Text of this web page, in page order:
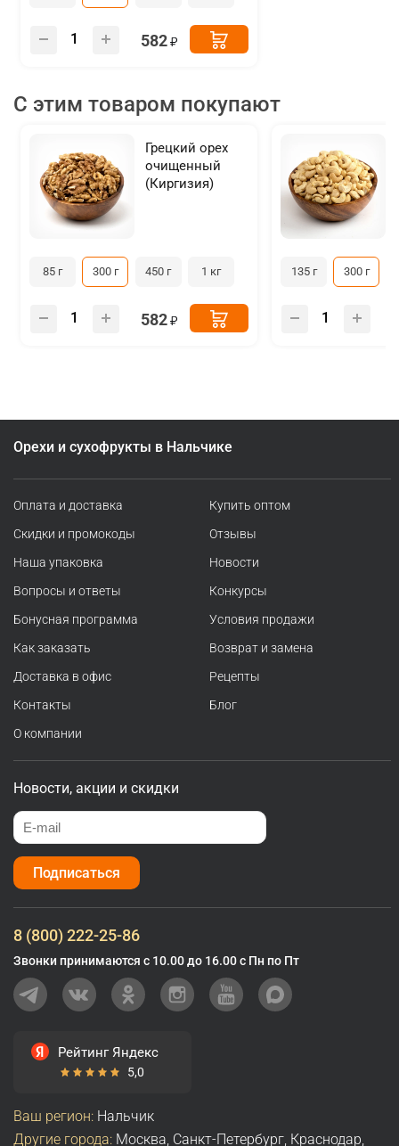
582
С этим товаром покупают
Грецкий орех
очищенный
(Киргизия)
85 г 300 г 450 г 1 кг
582
135 г 300 г
Орехи и сухофрукты в Нальчике
Оплата и доставка
Скидки и промокоды
Наша упаковка
Вопросы и ответы
Бонусная программа
Как заказать
Доставка в офис
Контакты
О компании
Купить оптом
Отзывы
Новости
Конкурсы
Условия продажи
Возврат и замена
Рецепты
Блог
Новости, акции и скидки
Подписаться
8 (800) 222-25-86
Звонки принимаются с 10.00 до 16.00 с Пн по Пт
Рейтинг Яндекс
5,0
Ваш регион: Нальчик
Другие города: Москва, Санкт-Петербург, Краснодар,